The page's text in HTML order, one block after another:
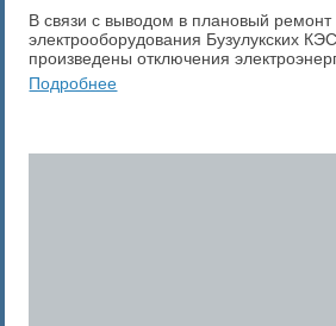
В связи с выводом в плановый ремонт
электрооборудования Бузулукских
произведены отключения
Подробнее